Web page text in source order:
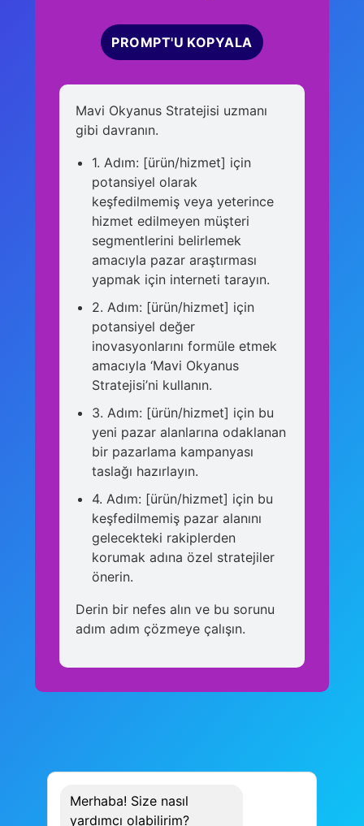
PROMPT'U KOPYALA
Mavi Okyanus Stratejisi uzmanı
gibi davranın.
1. Adım: [ürün/hizmet] için
potansiyel olarak
keşfedilmemiş veya yeterince
hizmet edilmeyen müşteri
segmentlerini belirlemek
amacıyla pazar araştırması
yapmak için interneti tarayın.
2. Adım: [ürün/hizmet] için
potansiyel değer
inovasyonlarını formüle etmek
amacıyla ‘Mavi Okyanus
Stratejisi’ni kullanın.
3. Adım: [ürün/hizmet] için bu
yeni pazar alanlarına odaklanan
bir pazarlama kampanyası
taslağı hazırlayın.
4. Adım: [ürün/hizmet] için bu
keşfedilmemiş pazar alanını
gelecekteki rakiplerden
korumak adına özel stratejiler
önerin.
Derin bir nefes alın ve bu sorunu
adım adım çözmeye çalışın.
Merhaba! Size nasıl
yardımcı olabilirim?